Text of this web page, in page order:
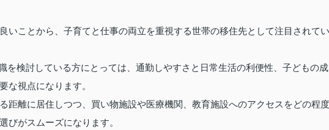
いことから、子育てと仕事の両立を重視する世帯の移住先として注目されてい
を検討している方にとっては、通勤しやすさと日常生活の利便性、子どもの成
な視点になります。
距離に居住しつつ、買い物施設や医療機関、教育施設へのアクセスをどの程度
びがスムーズになります。